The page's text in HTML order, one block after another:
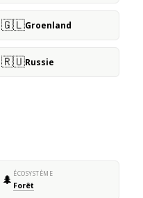
🇬🇱Groenland
🇷🇺Russie
🌲 ÉCOSYSTÈME
Forêt